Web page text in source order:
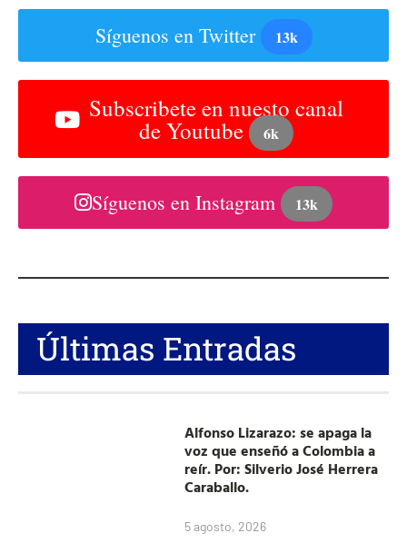
Síguenos en Twitter 13k
Subscribete en nuesto canal
de Youtube 6k
Síguenos en Instagram 13k
Últimas Entradas
Alfonso Lizarazo: se apaga la
voz que enseñó a Colombia a
reír. Por: Silverio José Herrera
Caraballo.
5 agosto, 2026